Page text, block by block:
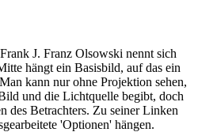
J. Franz Olsowski nennt sich
hängt ein Basisbild, auf das ein
kann nur ohne Projektion sehen,
und die Lichtquelle begibt, doch
des Betrachters. Zu seiner Linken
'Optionen' hängen.